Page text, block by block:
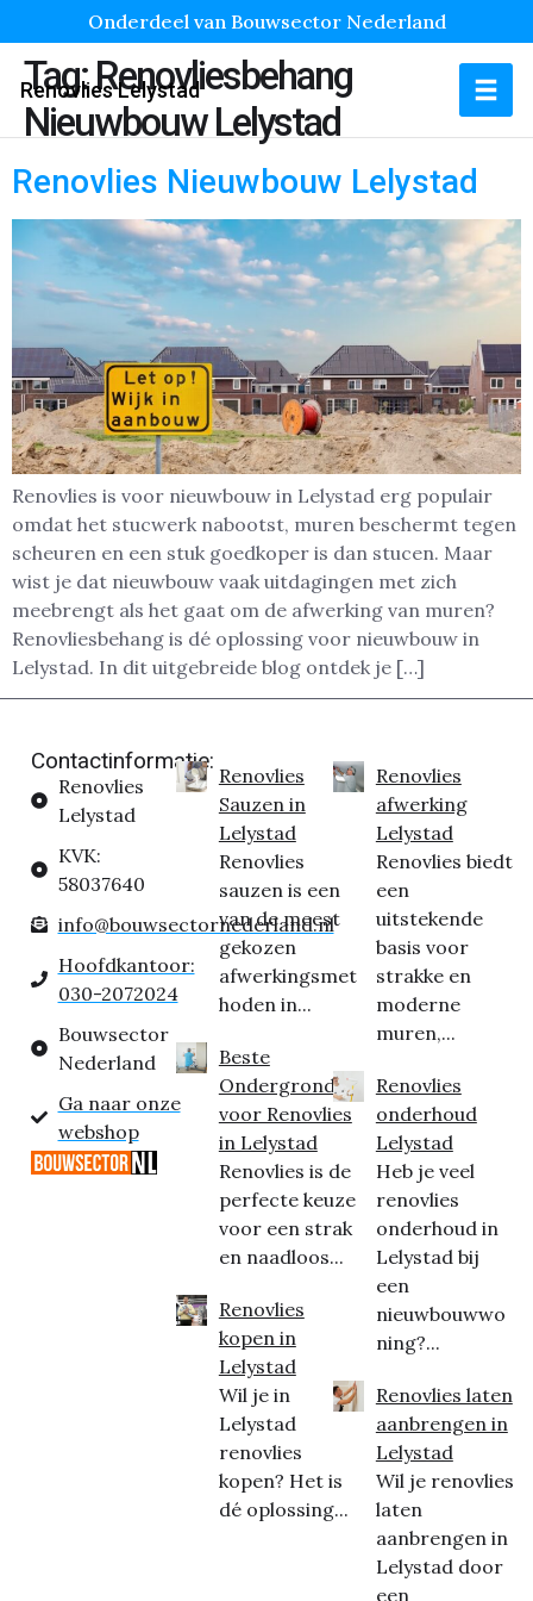
Onderdeel van Bouwsector Nederland
Renovlies Lelystad
Tag:Renovliesbehang
Nieuwbouw Lelystad
Renovlies Nieuwbouw Lelystad
Renovlies is voor nieuwbouw in Lelystad erg populair
omdat het stucwerk nabootst, muren beschermt tegen
scheuren en een stuk goedkoper is dan stucen. Maar
wist je dat nieuwbouw vaak uitdagingen met zich
meebrengt als het gaat om de afwerking van muren?
Renovliesbehang is dé oplossing voor nieuwbouw in
Lelystad. In dit uitgebreide blog ontdek je […]
Contactinformatie:
Renovlies
Lelystad
KVK:
58037640
info@bouwsectornederland.nl
Hoofdkantoor:
030-2072024
Bouwsector
Nederland
Ga naar onze
webshop
Renovlies
Sauzen in
Lelystad
Renovlies
sauzen is een
van de meest
gekozen
afwerkingsmet
hoden in...
Beste
Ondergrond
voor Renovlies
in Lelystad
Renovlies is de
perfecte keuze
voor een strak
en naadloos...
Renovlies
kopen in
Lelystad
Wil je in
Lelystad
renovlies
kopen? Het is
dé oplossing...
Renovlies
afwerking
Lelystad
Renovlies biedt
een
uitstekende
basis voor
strakke en
moderne
muren,...
Renovlies
onderhoud
Lelystad
Heb je veel
renovlies
onderhoud in
Lelystad bij
een
nieuwbouwwo
ning?...
Renovlies laten
aanbrengen in
Lelystad
Wil je renovlies
laten
aanbrengen in
Lelystad door
een